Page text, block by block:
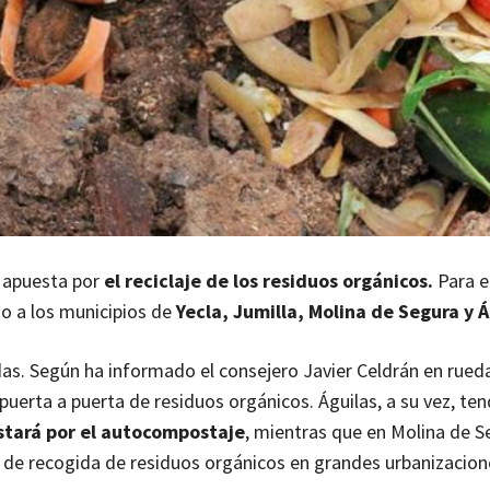
por el reciclaje de los residuos orgánicos. Para
a los municipios deYecla, Jumilla, Molina de Segura y
Según ha informado el consejero Javier Celdrán en
a puerta de residuos orgánicos. Águilas, a su vez,
por el autocompostaje, mientras que en Molina de
recogida de residuos orgánicos en grandes